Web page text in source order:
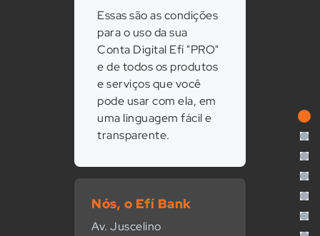
Essas são as condições
para o uso da sua
Conta Digital Efí "PRO"
e de todos os produtos
e serviços que você
pode usar com ela, em
uma linguagem fácil e
transparente.
Nós, o Efí Bank
Av. Juscelino